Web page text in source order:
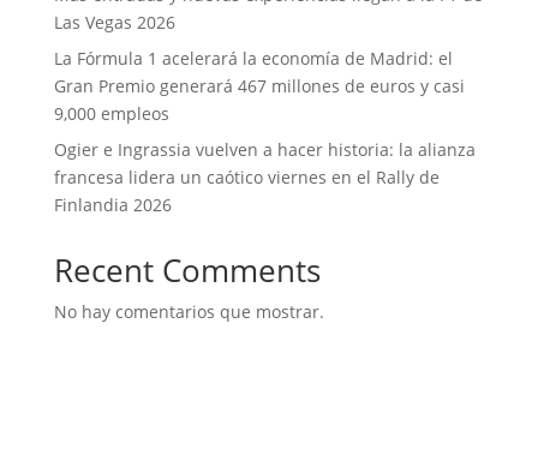
Las Vegas 2026
La Fórmula 1 acelerará la economía de Madrid: el
Gran Premio generará 467 millones de euros y casi
9,000 empleos
Ogier e Ingrassia vuelven a hacer historia: la alianza
francesa lidera un caótico viernes en el Rally de
Finlandia 2026
Recent Comments
No hay comentarios que mostrar.